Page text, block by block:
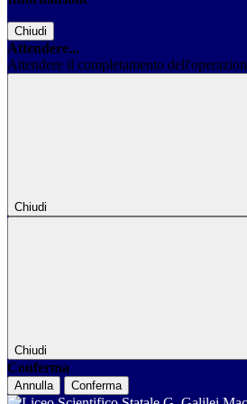
Chiudi
Attendere...
Attendere il completamento
Chiudi
Chiudi
Conferma
Annulla Conferma